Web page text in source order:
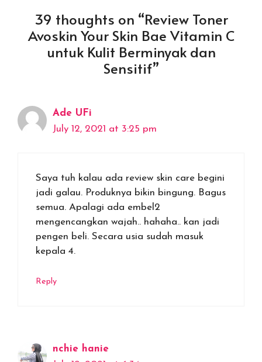
39 thoughts on “Review Toner
Avoskin Your Skin Bae Vitamin C
untuk Kulit Berminyak dan
Sensitif”
Ade UFi
July 12, 2021 at 3:25 pm
Saya tuh kalau ada review skin care begini
jadi galau. Produknya bikin bingung. Bagus
semua. Apalagi ada embel2
mengencangkan wajah.. hahaha.. kan jadi
pengen beli. Secara usia sudah masuk
kepala 4.
Reply
nchie hanie